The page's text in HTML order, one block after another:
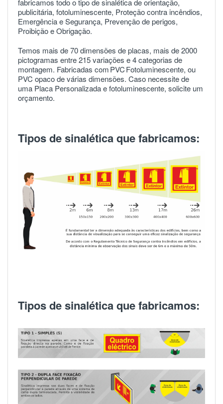
publicitária, fotoluminescente, Proteção contra incêndios,
Emergência e Segurança, Prevenção de perigos,
Proibição e Obrigação.
Temos mais de 70 dimensões de placas, mais de 2000
pictogramas entre 215 variações e 4 categorias de
montagem. Fabricadas comPVCFotoluminescente, ou
PVC opaco de várias dimensões. Caso necessite de
uma Placa Personalizada e fotoluminescente, solicite um
orçamento.
Tipos de sinalética que fabricamos:
Tipos de sinalética que fabricamos: